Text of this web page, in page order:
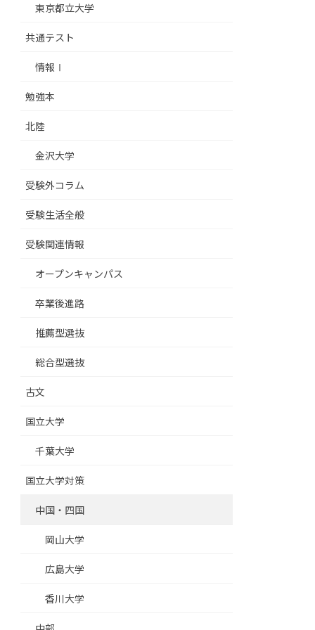
東京都立大学
共通テスト
情報Ⅰ
勉強本
北陸
金沢大学
受験外コラム
受験生活全般
受験関連情報
オープンキャンパス
卒業後進路
推薦型選抜
総合型選抜
古文
国立大学
千葉大学
国立大学対策
中国・四国
岡山大学
広島大学
香川大学